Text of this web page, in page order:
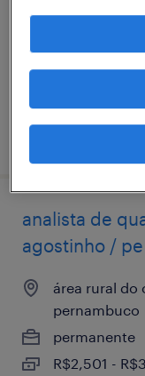
vaga postada em
analista de
agostinho / pe
área rural do
pernambuco
permanente
R$2,501 -